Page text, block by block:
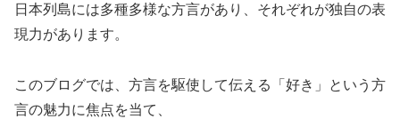
日本列島には多種多様な方言があり、それぞれが独自の表
現力があります。
このブログでは、方言を駆使して伝える「好き」という方
言の魅力に焦点を当て、